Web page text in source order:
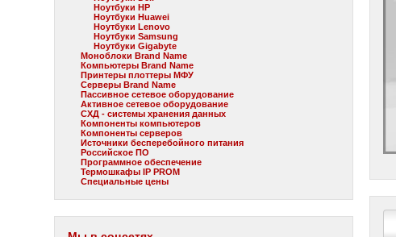
Ноутбуки HP
Ноутбуки Huawei
Ноутбуки Lenovo
Ноутбуки Samsung
Ноутбуки Gigabyte
Моноблоки Brand Name
Компьютеры Brand Name
Принтеры плоттеры МФУ
Серверы Brand Name
Пассивное сетевое оборудование
Активное сетевое оборудование
СХД - системы хранения данных
Компоненты компьютеров
Компоненты серверов
Источники бесперебойного питания
Российское ПО
Программное обеспечение
Термошкафы IP PROM
Специальные цены